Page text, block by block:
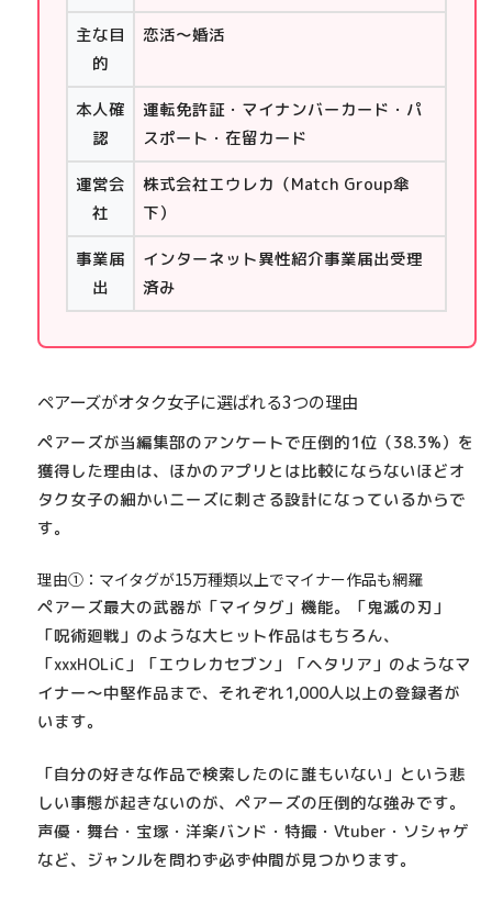
主な目
的
恋活〜婚活
本人確
認
運転免許証・マイナンバーカード・パ
スポート・在留カード
運営会
社
株式会社エウレカ（Match Group傘
下）
事業届
出
インターネット異性紹介事業届出受理
済み
ペアーズがオタク女子に選ばれる3つの理由
ペアーズが当編集部のアンケートで圧倒的1位（38.3%）を
獲得した理由は、ほかのアプリとは比較にならないほどオ
タク女子の細かいニーズに刺さる設計になっているからで
す。
理由①：マイタグが15万種類以上でマイナー作品も網羅
ペアーズ最大の武器が「マイタグ」機能。
「鬼滅の刃」
「呪術廻戦」のような大ヒット作品はもちろん、
「xxxHOLiC」「エウレカセブン」「ヘタリア」のようなマ
イナー〜中堅作品まで、それぞれ1,000人以上の登録者が
います。
「自分の好きな作品で検索したのに誰もいない」という悲
しい事態が起きないのが、ペアーズの圧倒的な強みです。
声優・舞台・宝塚・洋楽バンド・特撮・Vtuber・ソシャゲ
など、ジャンルを問わず必ず仲間が見つかります。